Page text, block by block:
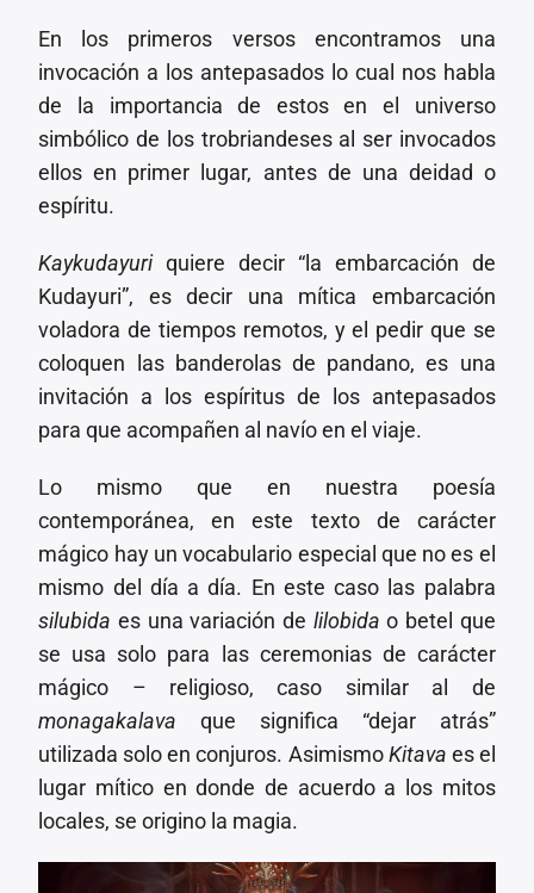
En los primeros versos encontramos una
invocación a los antepasados lo cual nos habla
de la importancia de estos en el universo
simbólico de los trobriandeses al ser invocados
ellos en primer lugar, antes de una deidad o
espíritu.
Kaykudayuriquiere decir “la embarcación de
Kudayuri”, es decir una mítica embarcación
voladora de tiempos remotos, y el pedir que se
coloquen las banderolas de pandano, es una
invitación a los espíritus de los antepasados
para que acompañen al navío en el viaje.
Lo mismo que en nuestra poesía
contemporánea, en este texto de carácter
mágico hay un vocabulario especial que no es el
mismo del día a día. En este caso las palabra
silubidaes una variación de lilobidao betel que
se usa solo para las ceremonias de carácter
mágico – religioso, caso similar al de
monagakalavaque significa “dejar atrás”
utilizada solo en conjuros. AsimismoKitava es el
lugar mítico en donde de acuerdo a los mitos
locales, se origino la magia.